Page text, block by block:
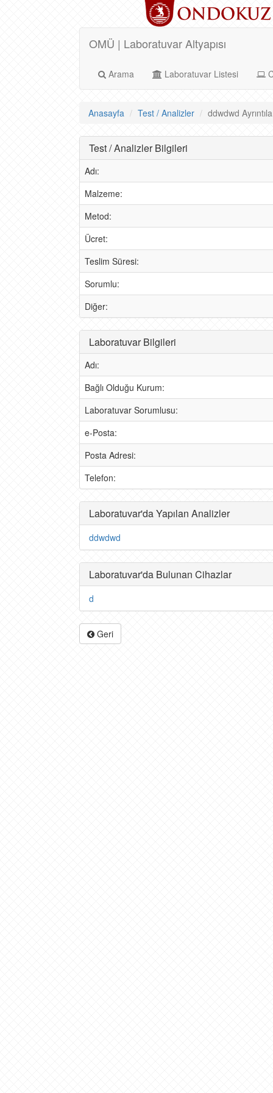
OMÜ | Laboratuvar Altyapısı
Arama Laboratuvar Listesi
Anasayfa Test / Analizler ddwdwd
Test / Analizler Bilgileri
Adı:
Malzeme:
Metod:
Ücret:
Teslim Süresi:
Sorumlu:
Diğer:
Laboratuvar Bilgileri
Adı:
Bağlı Olduğu Kurum:
Laboratuvar Sorumlusu:
e-Posta:
Posta Adresi:
Telefon:
Laboratuvar'da Yapılan Analizler
ddwdwd
Laboratuvar'da Bulunan Cihazlar
d
Geri